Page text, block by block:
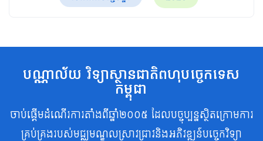
បណ្ណាល័យ វិទ្យាស្ថានជាតិពហុបច្ចេកទេស
កម្ពុជា
ចាប់ផ្តើមដំណើរការតាំងពីឆ្នាំ២០០៥ ដែលបច្ចុប្បន្នស្ថិតក្រោមការ
គ្រប់គ្រងរបស់មជ្ឈមណ្ឌលស្រាវជ្រាវនិងអភិវឌ្ឍន៍បច្ចេកវិទ្យា